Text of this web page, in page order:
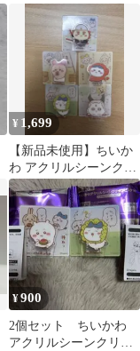
¥ 1,699
【新品未使用】ちいか
わ アクリルシーンクリ
ップ ビスケット
¥900
2個セット ちいかわ
アクリルシーンクリッ